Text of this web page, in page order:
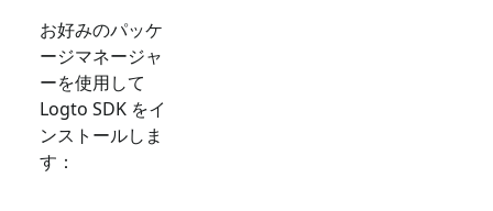
お好みのパッケ
ージマネージャ
ーを使用して
Logto SDK をイ
ンストールしま
す：